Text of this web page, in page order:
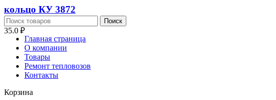
кольцо КУ 3872
35.0 ₽
Поиск
Главная страница
О компании
Товары
Ремонт тепловозов
Контакты
Корзина